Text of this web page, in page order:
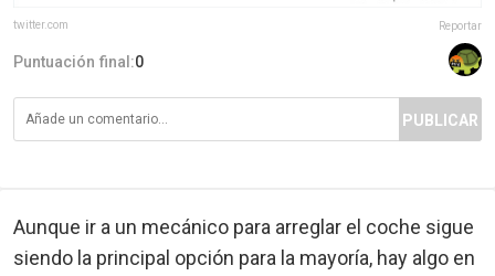
twitter.com Reportar
Puntuación final:0
PUBLICAR
Aunque ir a un mecánico para arreglar el coche sigue
siendo la principal opción para la mayoría, hay algo en